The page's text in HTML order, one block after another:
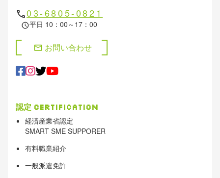
phone03-6805-0821
schedule平日 10：00～17：00
mail お問い合わせ
認定 Certification
経済産業省認定
SMART SME SUPPORER
有料職業紹介
一般派遣免許